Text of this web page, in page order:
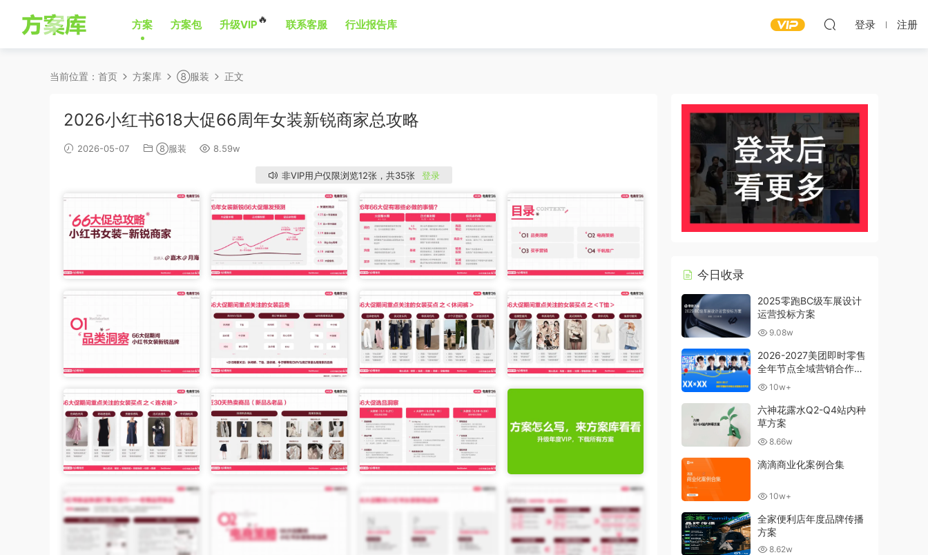
方案 方案包 升级VIP🔥 联系客服 行业报告库 登录 注册
当前位置： 首页 方案库 ⑧服装 正文
2026小红书618大促66周年女装新锐商家总攻略
2026-05-07 ⑧服装 8.59w
非VIP用户仅限浏览12张，共35张 登录
今日收录
2025零跑BC级车展设计
运营投标方案
9.08w
2026-2027美团即时零售
全年节点全域营销合作方
案 10w+
六神花露水Q2-Q4站内种
草方案
8.66w
滴滴商业化案例合集
10w+
全家便利店年度品牌传播
方案
8.62w